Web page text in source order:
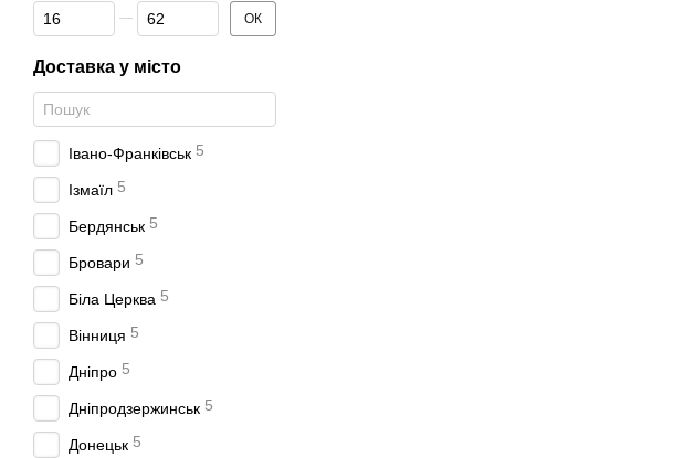
Від Маса, кг
До Маса, кг ОК
Доставка у місто
Івано-Франківськ 5
Ізмаїл 5
Бердянськ 5
Бровари 5
Біла Церква 5
Вінниця 5
Дніпро 5
Дніпродзержинськ 5
Донецьк 5